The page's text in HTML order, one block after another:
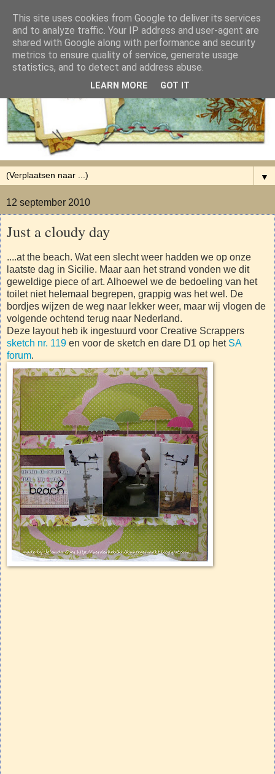
▼
12 september 2010
Just a cloudy day
....at the beach. Wat een slecht weer hadden we op onze
laatste dag in Sicilie. Maar aan het strand vonden we dit
geweldige piece of art. Alhoewel we de bedoeling van het
toilet niet helemaal begrepen, grappig was het wel. De
bordjes wijzen de weg naar lekker weer, maar wij vlogen de
volgende ochtend terug naar Nederland.
Deze layout heb ik ingestuurd voor Creative Scrappers
sketch nr. 119 en voor de sketch en dare D1 op het SA
forum.
This site uses cookies from Google to deliver its services
and to analyze traffic. Your IP address and user-agent are
shared with Google along with performance and security
metrics to ensure quality of service, generate usage
statistics, and to detect and address abuse.
LEARN MORE GOT IT